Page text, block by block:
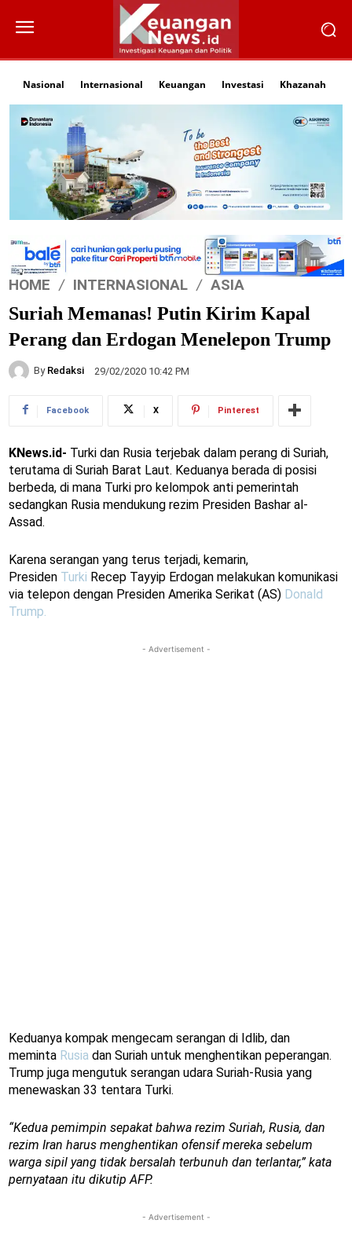
Nasional Internasional Keuangan Investasi Khazanah
HOME INTERNASIONAL ASIA
Suriah Memanas! Putin Kirim Kapal
Perang dan Erdogan Menelepon Trump
By Redaksi 29/02/2020 10:42 PM
Facebook X Pinterest
KNews.id- Turki dan Rusia terjebak dalam perang di Suriah,
terutama di Suriah Barat Laut. Keduanya berada di posisi
berbeda, di mana Turki pro kelompok anti pemerintah
sedangkan Rusia mendukung rezim Presiden Bashar al-
Assad.
Karena serangan yang terus terjadi, kemarin,
Presiden Turki Recep Tayyip Erdogan melakukan komunikasi
via telepon dengan Presiden Amerika Serikat (AS) Donald
Trump.
- Advertisement -
Keduanya kompak mengecam serangan di Idlib, dan
meminta Rusia dan Suriah untuk menghentikan peperangan.
Trump juga mengutuk serangan udara Suriah-Rusia yang
menewaskan 33 tentara Turki.
“Kedua pemimpin sepakat bahwa rezim Suriah, Rusia, dan
rezim Iran harus menghentikan ofensif mereka sebelum
warga sipil yang tidak bersalah terbunuh dan terlantar,” kata
pernyataan itu dikutip AFP.
- Advertisement -